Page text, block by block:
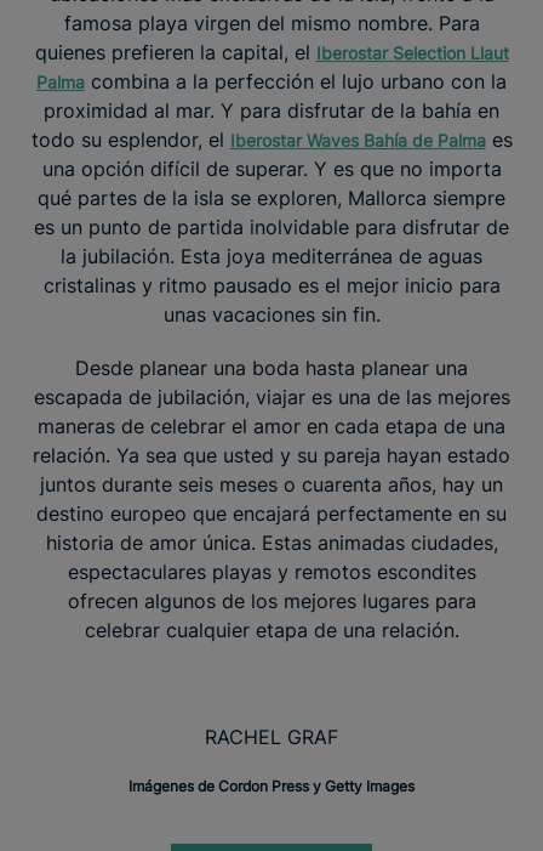
famosa playa virgen del mismo nombre. Para
quienes prefieren la capital, el Iberostar Selection Llaut
Palma combina a la perfección el lujo urbano con la
proximidad al mar. Y para disfrutar de la bahía en
todo su esplendor, el Iberostar Waves Bahía de Palmaes
una opción difícil de superar. Y es que no importa
qué partes de la isla se exploren, Mallorca siempre
es un punto de partida inolvidable para disfrutar de
la jubilación. Esta joya mediterránea de aguas
cristalinas y ritmo pausado es el mejor inicio para
unas vacaciones sin fin.
Desde planear una boda hasta planear una
escapada de jubilación, viajar es una de las mejores
maneras de celebrar el amor en cada etapa de una
relación. Ya sea que usted y su pareja hayan estado
juntos durante seis meses o cuarenta años, hay un
destino europeo que encajará perfectamente en su
historia de amor única. Estas animadas ciudades,
espectaculares playas y remotos escondites
ofrecen algunos de los mejores lugares para
celebrar cualquier etapa de una relación.
RACHEL GRAF
Imágenes de Cordon Press y Getty Images